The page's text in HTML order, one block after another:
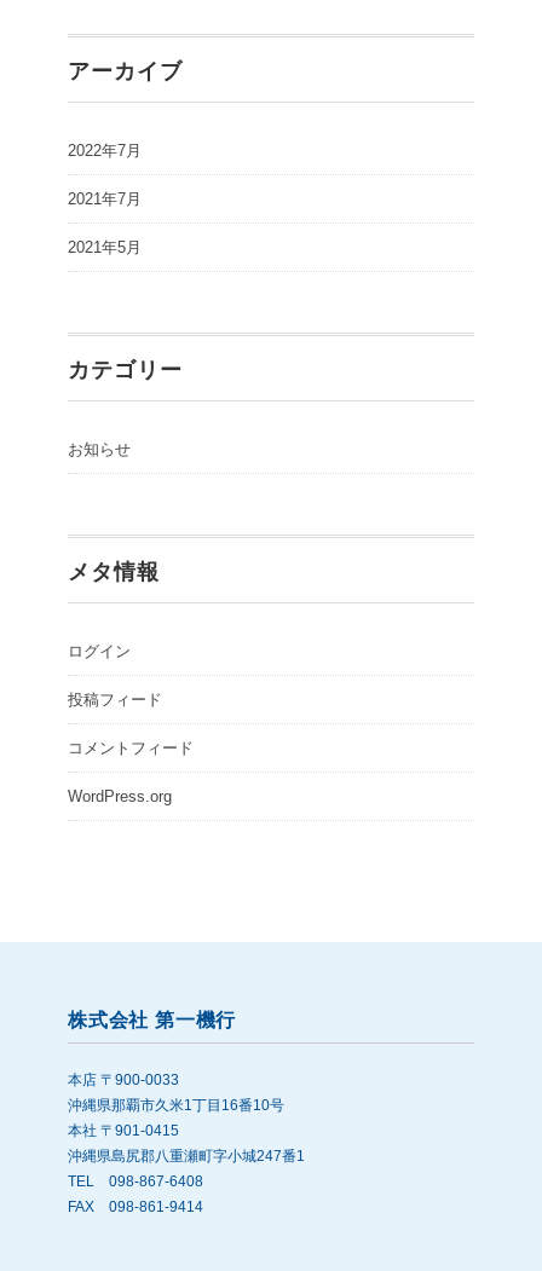
アーカイブ
2022年7月
2021年7月
2021年5月
カテゴリー
お知らせ
メタ情報
ログイン
投稿フィード
コメントフィード
WordPress.org
株式会社 第一機行
本店 〒900-0033
沖縄県那覇市久米1丁目16番10号
本社 〒901-0415
沖縄県島尻郡八重瀬町字小城247番1
TEL 098-867-6408
FAX 098-861-9414